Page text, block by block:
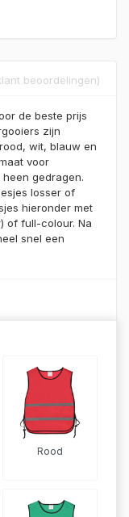
beoordelingen)
de beste prijs
zijn
wit, blauw en
voor
gedragen.
losser of
hieronder met
of full-colour. Na
snel een
Rood